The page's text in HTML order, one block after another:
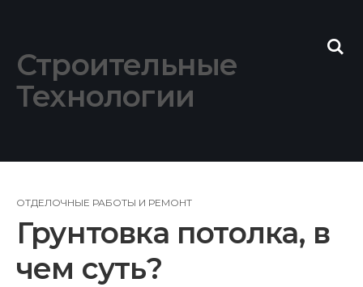
Строительные
Технологии
ОТДЕЛОЧНЫЕ РАБОТЫ И РЕМОНТ
Грунтовка потолка, в
чем суть?